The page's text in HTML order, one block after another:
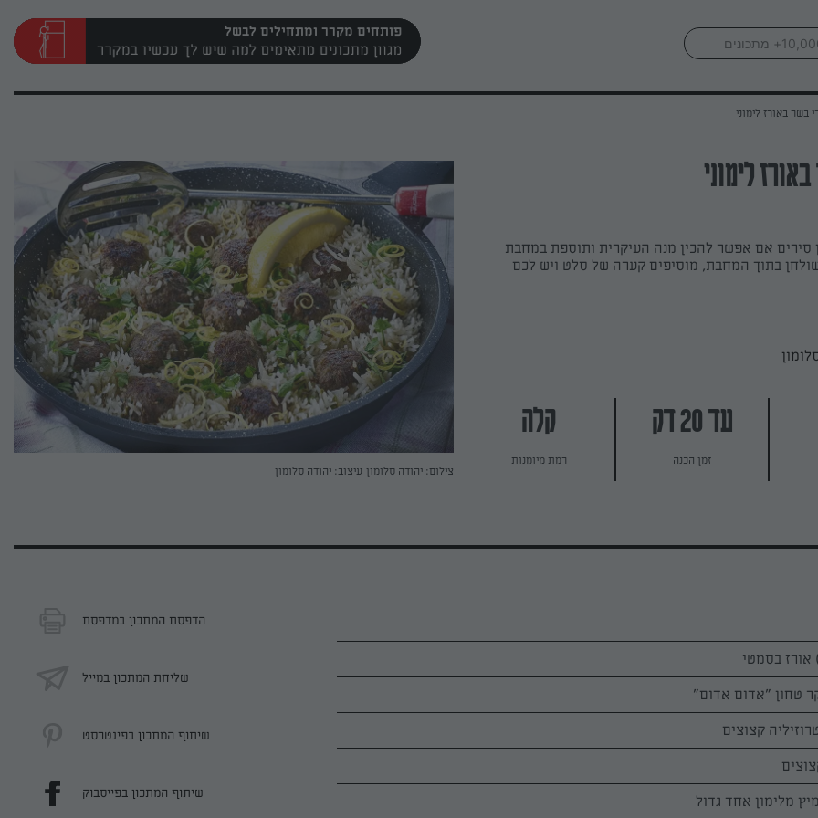
פותחים מקרר ומתחילים לבשל
בשר באורז לימוני
לימוני
סירים אם אפשר להכין מנה העיקרית ותוספת במחבת
בתוך המחבת, מוסיפים קערה של סלט ויש לכם
עד 20 דק
זמן הכנה
קלה
רמת מיומנות
צילום: יהודה סלומון עיצוב: יהודה סלומון
מלימון אחד גדול
הדפסת המתכון במדפסת
שליחת המתכון במייל
שיתוף המתכון בפינטרסט
שיתוף המתכון בפייסבוק